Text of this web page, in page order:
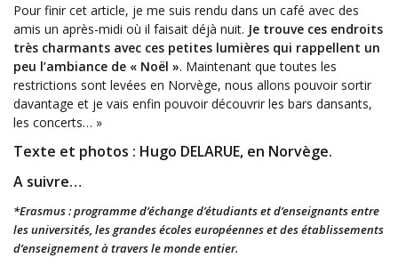
Pour finir cet article, je me suis rendu dans un café avec des
amis un après-midi où il faisait déjà nuit. Je trouve ces endroits
très charmants avec ces petites lumières qui rappellent un
peu l’ambiance de « Noël ». Maintenant que toutes les
restrictions sont levées en Norvège, nous allons pouvoir sortir
davantage et je vais enfin pouvoir découvrir les bars dansants,
les concerts… »
Texte et photos : Hugo DELARUE, en Norvège.
A suivre…
*Erasmus : programme d’échange d’étudiants et d’enseignants entre
les universités, les grandes écoles européennes et des établissements
d’enseignement à travers le monde entier.